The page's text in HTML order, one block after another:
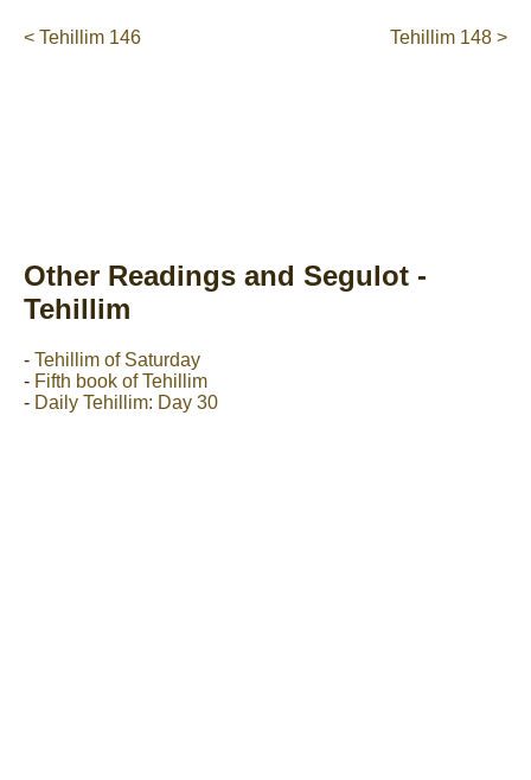
< Tehillim 146 Tehillim 148 >
Other Readings and Segulot -
Tehillim
- Tehillim of Saturday
- Fifth book of Tehillim
- Daily Tehillim: Day 30